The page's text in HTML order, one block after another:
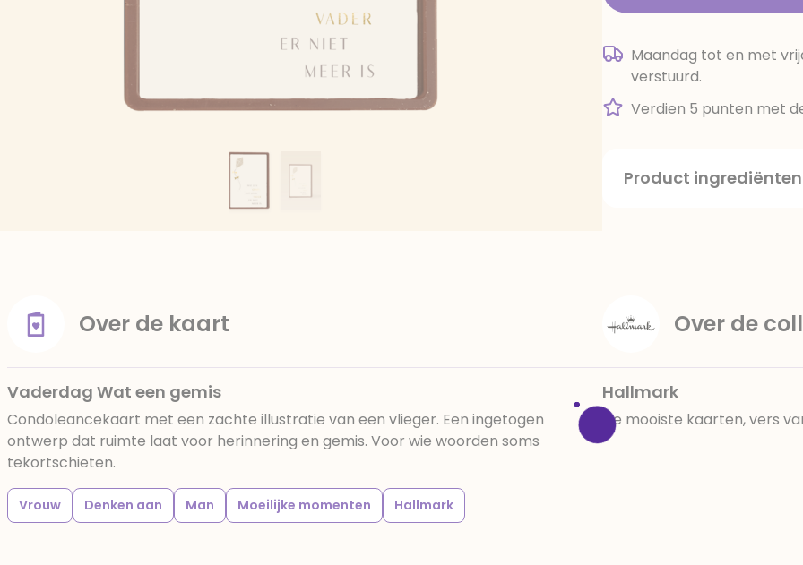
Maandag tot en met
verstuurd.
Verdien 5 punten met
Product ingrediënten
beïnvloeden, E133, E151.
en droog bewaren.
Over de kaart
Vaderdag Wat een gemis
Condoleancekaart met een zachte illustratie van een vlieger. Een ingetogen
ontwerp dat ruimte laat voor herinnering en gemis. Voor wie woorden soms
tekortschieten.
Vrouw Denken aan Man Moeilijke momenten Hallmark
Over de
Hallmark
De mooiste kaarten, vers